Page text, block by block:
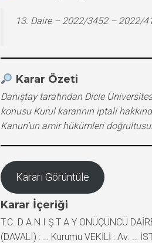
13. Daire – 2022/3452 – 2022/
Karar Özeti
Danıştay tarafından Dicle
konusu Kurul kararının iptali
Kanun’un amir hükümleri
Kararı Görüntüle
Karar İçeriği
T.C. D A N I Ş T A Y ONÜÇÜNCÜ
(DAVALI) : … Kurumu VEKİLİ : Av. …